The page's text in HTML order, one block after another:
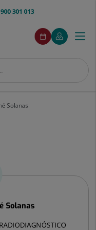
900 301 013
menuAcceso
Pedir
cita
Este
enlace
se
en
Mi
Quirónsalud
Este
enlace
se
en
ventana
Menú
Solanas
Solanas